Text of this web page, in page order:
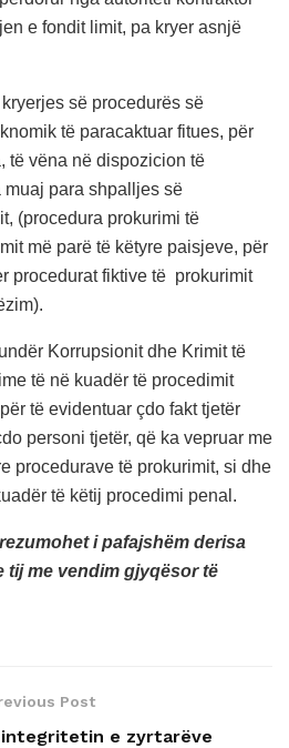
e fondit limit, pa kryer asnjë
së procedurës së
të paracaktuar fitues, për
të vëna në dispozicion të
muaj para shpalljes së
(procedura prokurimi të
më parë të këtyre paisjeve, për
procedurat fiktive të prokurimit
Korrupsionit dhe Krimit të
të në kuadër të procedimit
të evidentuar çdo fakt tjetër
personi tjetër, që ka vepruar me
procedurave të prokurimit, si dhe
të këtij procedimi penal.
i pafajshëm derisa
tij me vendim gjyqësor të
Post
e zyrtarëve